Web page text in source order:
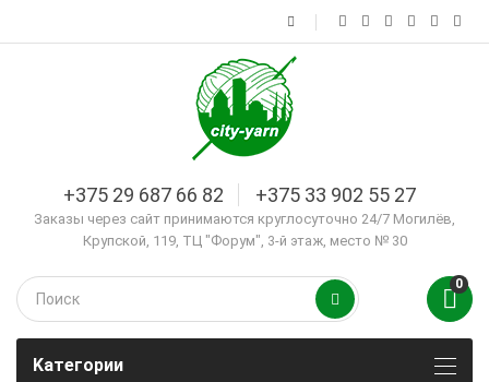
+375 29 687 66 82 +375 33 902 55 27
Заказы через сайт принимаются круглосуточно 24/7 Могилёв,
Крупской, 119, ТЦ "Форум", 3-й этаж, место № 30
0
Kатегории